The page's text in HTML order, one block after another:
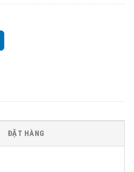
ĐẶT HÀNG